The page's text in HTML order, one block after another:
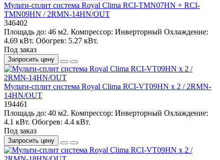
Мульти-сплит система Royal Clima RCI-TMN07HN + RCI-
TMN09HN / 2RMN-14HN/OUT
346402
Площадь до: 46 м2. Компрессор: Инверторный Охлаждение:
4.69 кВт. Обогрев: 5.27 кВт.
Под заказ
Запросить цену
Мульти-сплит система Royal Clima RCI-VT09HN x 2 / 2RMN-
14HN/OUT
194461
Площадь до: 40 м2. Компрессор: Инверторный Охлаждение:
4.1 кВт. Обогрев: 4.4 кВт.
Под заказ
Запросить цену